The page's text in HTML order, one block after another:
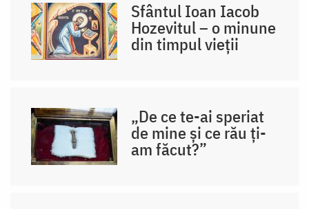
Sfântul Ioan Iacob
Hozevitul – o minune
din timpul vieții
„De ce te-ai speriat
de mine și ce rău ți-
am făcut?”